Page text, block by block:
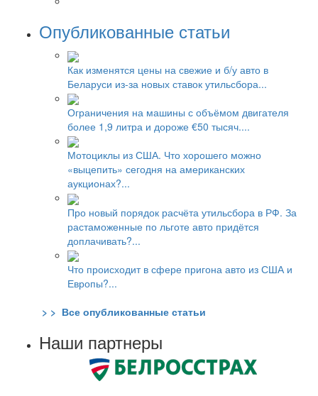
Опубликованные статьи
Как изменятся цены на свежие и б/у авто в
Беларуси из-за новых ставок утильсбора...
Ограничения на машины с объёмом двигателя
более 1,9 литра и дороже €50 тысяч....
Мотоциклы из США. Что хорошего можно
«выцепить» сегодня на американских
аукционах?...
Про новый порядок расчёта утильсбора в РФ. За
растаможенные по льготе авто придётся
доплачивать?...
Что происходит в сфере пригона авто из США и
Европы?...
> > Все опубликованные статьи
Наши партнеры